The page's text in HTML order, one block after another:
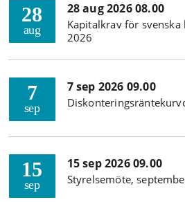
28
aug
28 aug 2026 08.00
Kapitalkrav för
2026
7
sep
7 sep 2026 09.00
15
sep
15 sep 2026 09.00
Styrelsemöte,